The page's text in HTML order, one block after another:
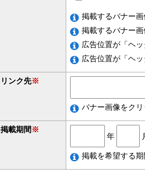
掲載するバナー画
掲載するバナー
広告位置が「ヘッ
広告位置が「ヘッ
リンク先※
バナー画像をク
掲載期間 ※
年
掲載を希望する期